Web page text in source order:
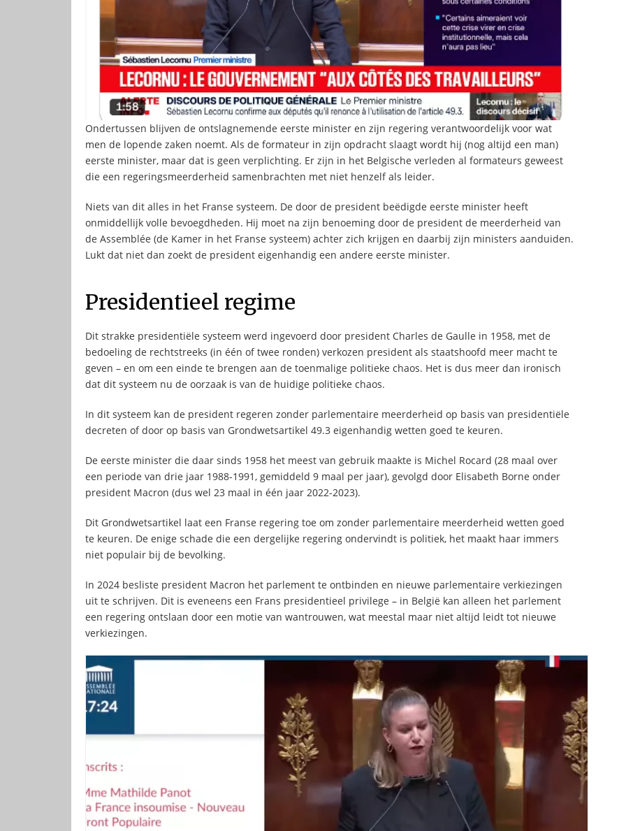
Ondertussen blijven de ontslagnemende eerste minister en zijn regering verantwoordelijk voor wat
men de lopende zaken noemt. Als de formateur in zijn opdracht slaagt wordt hij (nog altijd een man)
eerste minister, maar dat is geen verplichting. Er zijn in het Belgische verleden al formateurs geweest
die een regeringsmeerderheid samenbrachten met niet henzelf als leider.
Niets van dit alles in het Franse systeem. De door de president beëdigde eerste minister heeft
onmiddellijk volle bevoegdheden. Hij moet na zijn benoeming door de president de meerderheid van
de Assemblée (de Kamer in het Franse systeem) achter zich krijgen en daarbij zijn ministers aanduiden.
Lukt dat niet dan zoekt de president eigenhandig een andere eerste minister.
Presidentieel regime
Dit strakke presidentiële systeem werd ingevoerd door president Charles de Gaulle in 1958, met de
bedoeling de rechtstreeks (in één of twee ronden) verkozen president als staatshoofd meer macht te
geven – en om een einde te brengen aan de toenmalige politieke chaos. Het is dus meer dan ironisch
dat dit systeem nu de oorzaak is van de huidige politieke chaos.
In dit systeem kan de president regeren zonder parlementaire meerderheid op basis van presidentiële
decreten of door op basis van Grondwetsartikel 49.3 eigenhandig wetten goed te keuren.
De eerste minister die daar sinds 1958 het meest van gebruik maakte is Michel Rocard (28 maal over
een periode van drie jaar 1988-1991, gemiddeld 9 maal per jaar), gevolgd door Elisabeth Borne onder
president Macron (dus wel 23 maal in één jaar 2022-2023).
Dit Grondwetsartikel laat een Franse regering toe om zonder parlementaire meerderheid wetten goed
te keuren. De enige schade die een dergelijke regering ondervindt is politiek, het maakt haar immers
niet populair bij de bevolking.
In 2024 besliste president Macron het parlement te ontbinden en nieuwe parlementaire verkiezingen
uit te schrijven. Dit is eveneens een Frans presidentieel privilege – in België kan alleen het parlement
een regering ontslaan door een motie van wantrouwen, wat meestal maar niet altijd leidt tot nieuwe
verkiezingen.